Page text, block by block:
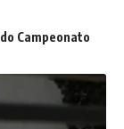
Campeonato